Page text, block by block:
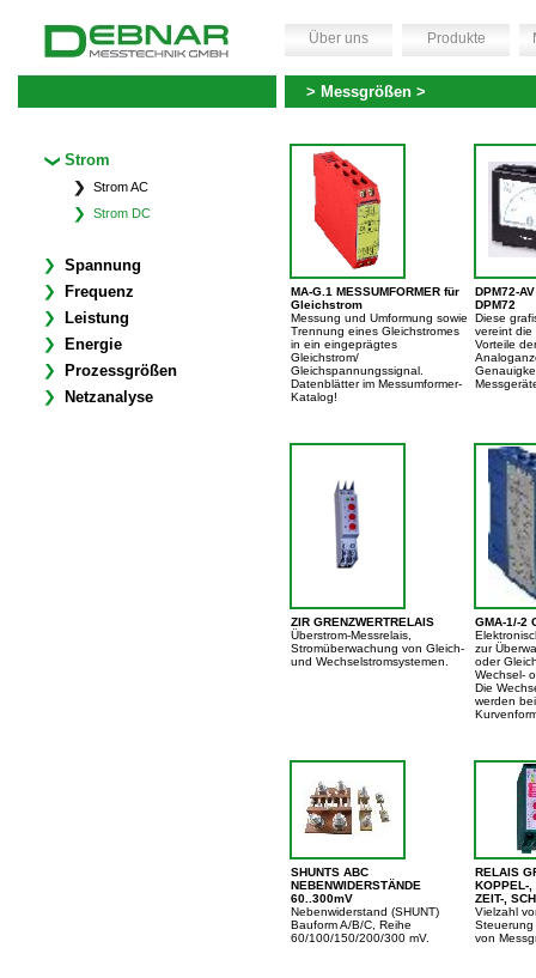
> Messgrößen >
Über uns Produkte
Strom
Strom AC
Strom DC
Spannung
Frequenz
Leistung
Energie
Prozessgrößen
Netzanalyse
MA-G.1 MESSUMFORMER für
Gleichstrom
Messung und Umformung sowie
Trennung eines Gleichstromes
in ein eingeprägtes
Gleichstrom/
Gleichspannungssignal.
Datenblätter im Messumformer-
Katalog!
DPM72-
DPM72
Diese
vereint die
Vorteile
ZIR GRENZWERTRELAIS
Überstrom-Messrelais,
Stromüberwachung von Gleich-
und Wechselstromsystemen.
GMA-1/-2
zur
oder
Wechsel-
Die
werden
SHUNTS ABC
NEBENWIDERSTÄNDE
60..300mV
Nebenwiderstand (SHUNT)
Bauform A/B/C, Reihe
60/100/150/200/300 mV.
RELAIS
KOPPEL-,
ZEIT-,
Vielzahl
von